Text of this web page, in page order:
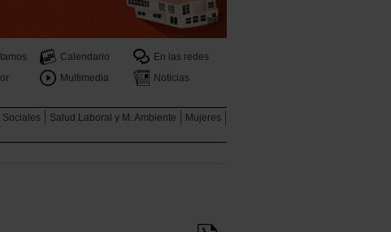
Calendario
En las redes
Multimedia Noticias
Sociales Salud Laboral y M. Ambiente
Mujeres